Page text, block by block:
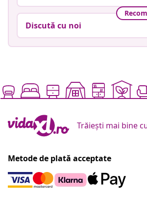
Discută cu noi
Trăiești mai bine
Metode de plată acceptate